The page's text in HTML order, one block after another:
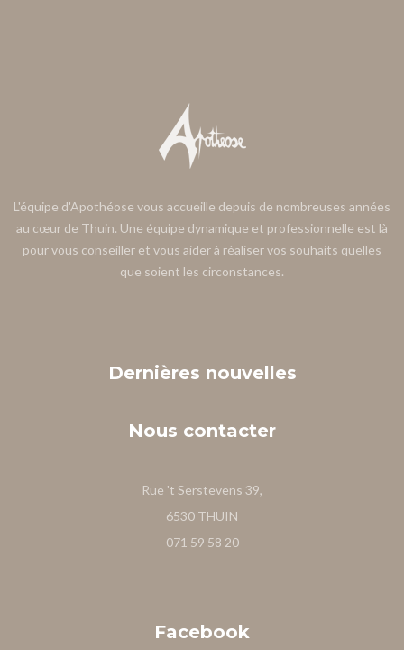
L'équipe d'Apothéose vous accueille depuis de nombreuses années
au cœur de Thuin. Une équipe dynamique et professionnelle est là
pour vous conseiller et vous aider à réaliser vos souhaits quelles
que soient les circonstances.
Dernières nouvelles
Nous contacter
Rue 't Serstevens 39,
6530 THUIN
071 59 58 20
Facebook